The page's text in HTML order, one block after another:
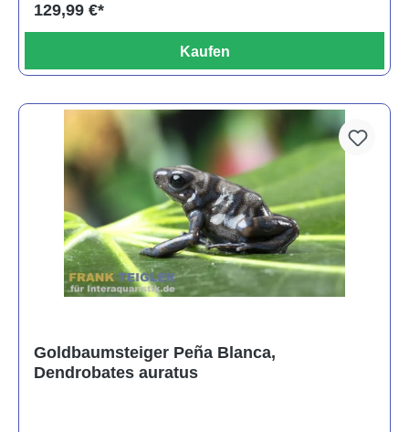
129,99 €*
Kaufen
Goldbaumsteiger Peña Blanca,
Dendrobates auratus